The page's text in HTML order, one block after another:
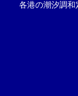
各港の潮汐調